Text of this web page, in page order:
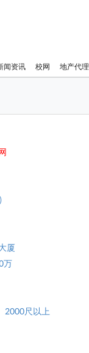
闻资讯 校网 地产代理
厦
万
2000尺以上